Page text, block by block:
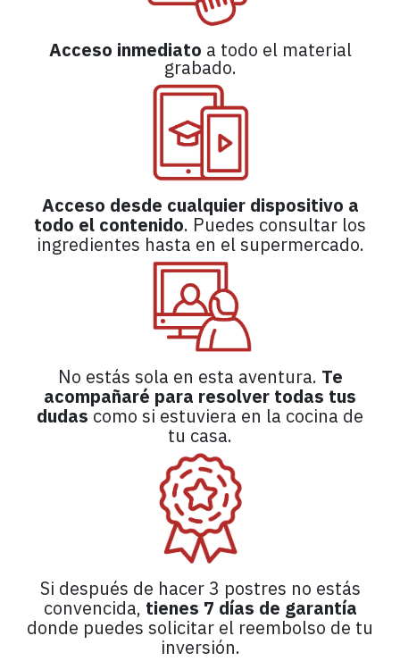
Acceso inmediato a todo el material
grabado.
Acceso desde cualquier dispositivo a
todo el contenido. Puedes consultar los
ingredientes hasta en el supermercado.
No estás sola en esta aventura. Te
acompañaré para resolver todas tus
dudas como si estuviera en la cocina de
tu casa.
Si después de hacer 3 postres no estás
convencida, tienes 7 días de garantía
donde puedes solicitar el reembolso de tu
inversión.